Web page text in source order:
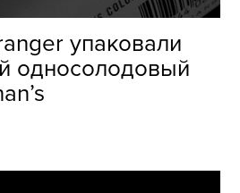
упаковали
односолодовый